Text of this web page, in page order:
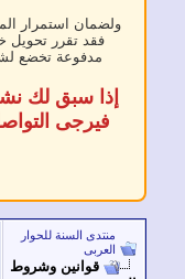
ولضمان استمرار المقالات
فقد تقرر تحويل خدمة نشر
مدفوعة تخضع لشروط
إذا سبق لك نشر مقال
فيرجى التواصل مع
وقت
منتدى السنة للحوار
قوانين وشروط
اسم
كلمة المرور